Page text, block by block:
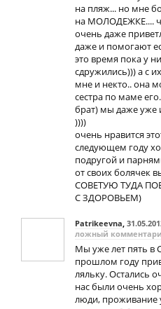
на пляж... но мне
на МОЛОДЕЖКЕ....
очень даже
даже и помогают
это время пока у
сдружились))) а с
мне и некто.. она
сестра по маме
брат) мы даже уже
))))
очень нравится
следующем году
подругой и
от своих болячек
СОВЕТУЮ ТУДА
С ЗДОРОВЬЕМ)
Patrikeevna,
ложный
Мы уже лет пять в
прошлом году
ляльку. Остались
нас были очень
люди, проживание